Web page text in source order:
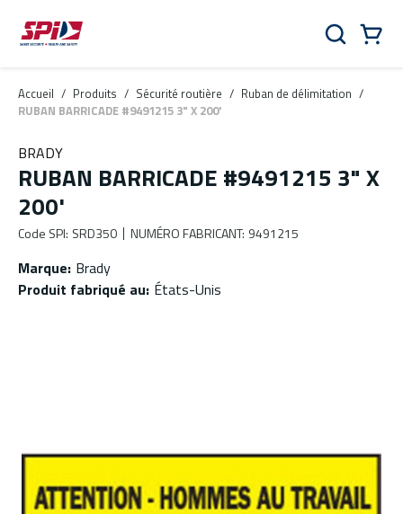
Aller au contenu principal
Skip to menu
Skip to footer
Rechercher
Accueil / Produits / Sécurité routière / Ruban de délimitation /
RUBAN BARRICADE #9491215 3" X 200'
BRADY
RUBAN BARRICADE #9491215 3" X
200'
Code SPI: SRD350 NUMÉRO FABRICANT: 9491215
Marque: Brady
Produit fabriqué au: États-Unis